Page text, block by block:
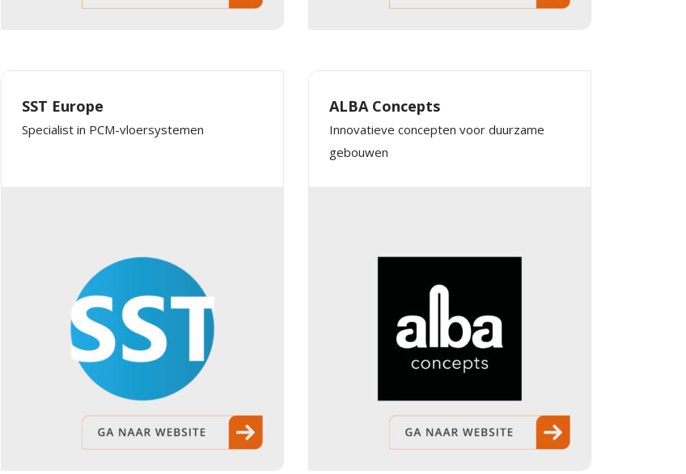
SST Europe
Specialist in PCM-vloersystemen
ALBA Concepts
Innovatieve concepten voor duurzame
gebouwen